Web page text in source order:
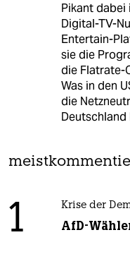
Pikant dabei
Digital-TV-
Entertain-
sie die
die Flatrate-
Was in den
die
1 Krise der
AfD-